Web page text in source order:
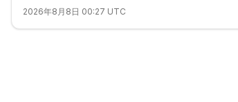
2026年8月8日 00:27 UTC